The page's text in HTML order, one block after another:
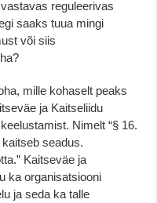
reguleerivas
saaks tuua mingi
või siis
mille kohaselt peaks
ja Kaitseliidu
Nimelt “§ 16.
seadus.
Kaitseväe ja
ka organisatsiooni
ja seda ka talle